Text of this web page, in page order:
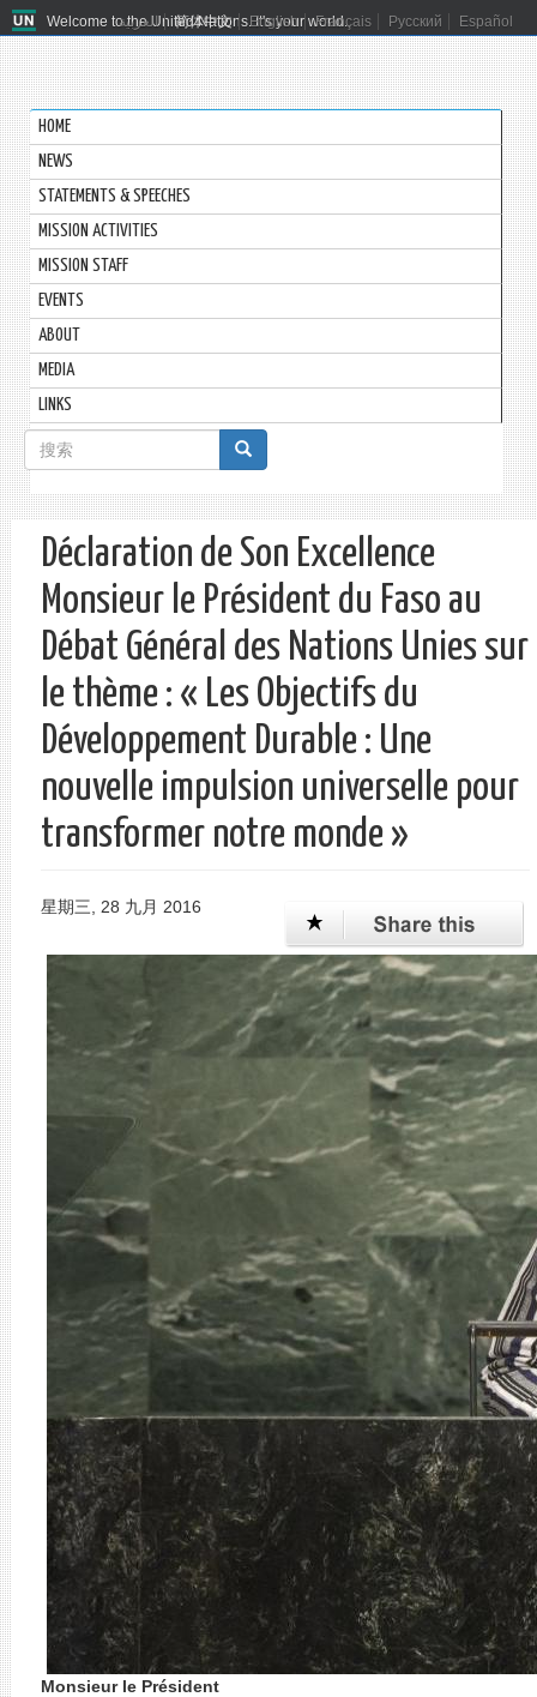
Welcome to the United Nations. It's your world.
العربية 简体中文 English Français Русский Español
HOME
NEWS
STATEMENTS & SPEECHES
MISSION ACTIVITIES
MISSION STAFF
EVENTS
ABOUT
MEDIA
LINKS
搜
索
表
单
搜索
Déclaration de Son Excellence
Monsieur le Président du Faso au
Débat Général des Nations Unies sur
le thème : « Les Objectifs du
Développement Durable : Une
nouvelle impulsion universelle pour
transformer notre monde »
星期三, 28 九月 2016
Monsieur le Président